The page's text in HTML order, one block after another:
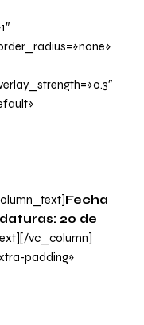
Fecha
20 de
vc_column]
padding»